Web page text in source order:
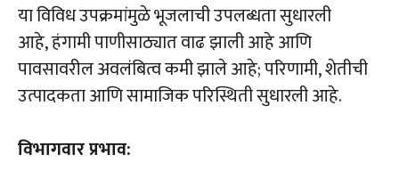
या विविध उपक्रमांमुळे भूजलाची उपलब्धता सुधारली
आहे, हंगामी पाणीसाठ्यात वाढ झाली आहे आणि
पावसावरील अवलंबित्व कमी झाले आहे; परिणामी, शेतीची
उत्पादकता आणि सामाजिक परिस्थिती सुधारली आहे.
विभागवार प्रभाव: